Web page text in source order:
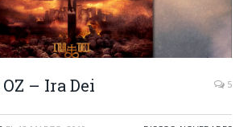
OZ – Ira Dei 5